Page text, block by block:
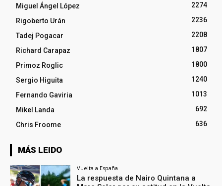
Miguel Ángel López
2274
Rigoberto Urán
2236
Tadej Pogacar
2208
Richard Carapaz
1807
Primoz Roglic
1800
Sergio Higuita
1240
Fernando Gaviria
1013
Mikel Landa
692
Chris Froome
636
MÁS LEIDO
Vuelta a España
La respuesta de Nairo Quintana a